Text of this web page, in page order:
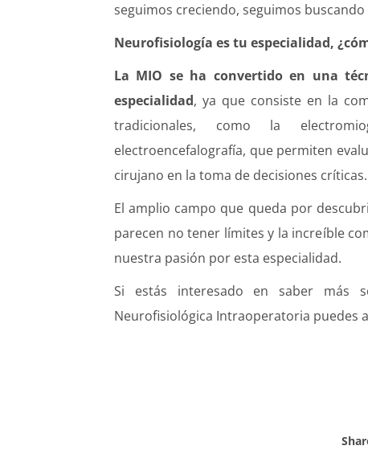
seguimos creciendo, seguimos
Neurofisiología es tu especialidad,
La MIO se ha convertido en una
especialidad, ya que consiste en la
tradicionales, como la
electroencefalografía, que permiten
cirujano en la toma de decisiones críticas.
El amplio campo que queda por
parecen no tener límites y la increíble
nuestra pasión por esta especialidad.
Si estás interesado en saber más
Neurofisiológica Intraoperatoria puedes